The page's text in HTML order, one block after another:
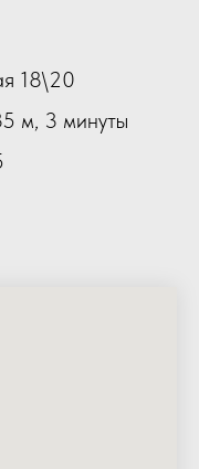
18\20
м, 3 минуты